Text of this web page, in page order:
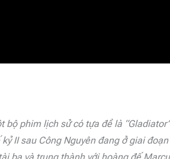
phim lịch sử có tựa đề là
II sau Công Nguyên đang ở giai